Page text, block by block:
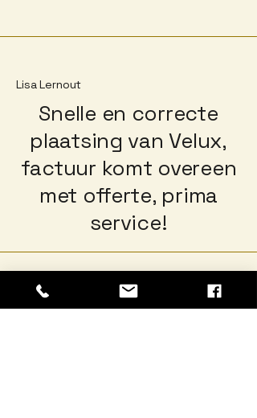
Lisa Lernout
Snelle en correcte
plaatsing van Velux,
factuur komt overeen
met offerte, prima
service!
Houtcreaties BV
Legen Heirweg 7D002 - 9890 Gavere